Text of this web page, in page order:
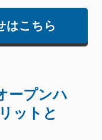
はこちら
ープンハ
ットと